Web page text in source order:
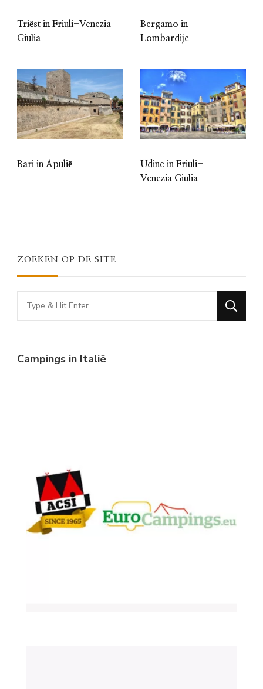
Triëst in Friuli-Venezia
Giulia
Bergamo in
Lombardije
Bari in Apulië
Udine in Friuli-
Venezia Giulia
ZOEKEN OP DE SITE
Looking
for
Campings in Italië